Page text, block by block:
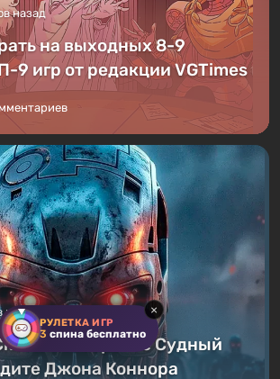
РУЛЕТКА ИГР
3 спина бесплатно
×
назад
на выходных 8-9
9 игр от редакции VGTimes
назад
Устройте Судный
Джона Коннора